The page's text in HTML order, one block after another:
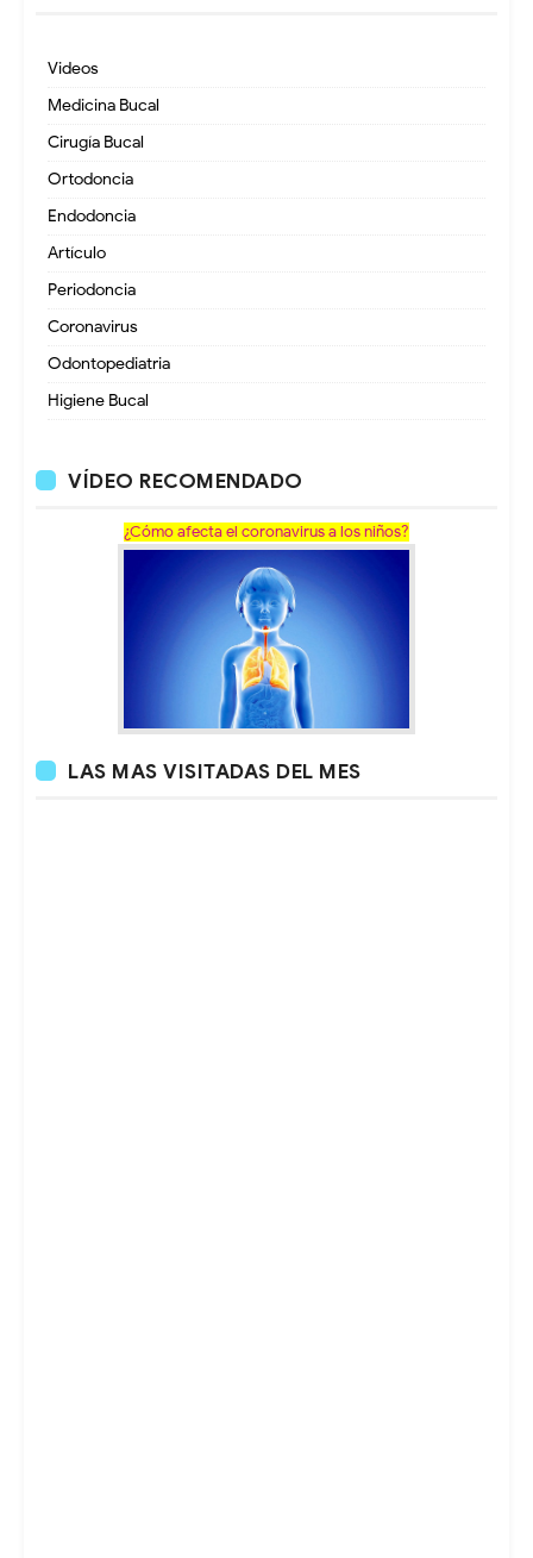
Videos
Medicina Bucal
Cirugía Bucal
Ortodoncia
Endodoncia
Artículo
Periodoncia
Coronavirus
Odontopediatria
Higiene Bucal
VÍDEO RECOMENDADO
¿Cómo afecta el coronavirus a los niños?
LAS MAS VISITADAS DEL MES